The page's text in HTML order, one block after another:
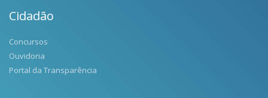
Cidadão
Concursos
Ouvidoria
Portal da Transparência